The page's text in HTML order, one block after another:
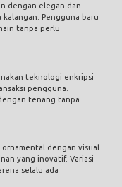
dengan elegan dan
Pengguna baru
tanpa perlu
teknologi enkripsi
pengguna.
tenang tanpa
ornamental dengan visual
yang inovatif. Variasi
selalu ada